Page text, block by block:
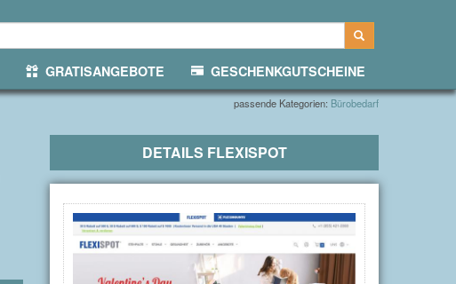
GRATISANGEBOTE GESCHENKGUTSCHEINE
passende Kategorien: Bürobedarf
DETAILS FLEXISPOT